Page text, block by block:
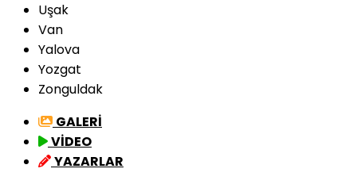
Uşak
Van
Yalova
Yozgat
Zonguldak
GALERİ
VİDEO
YAZARLAR